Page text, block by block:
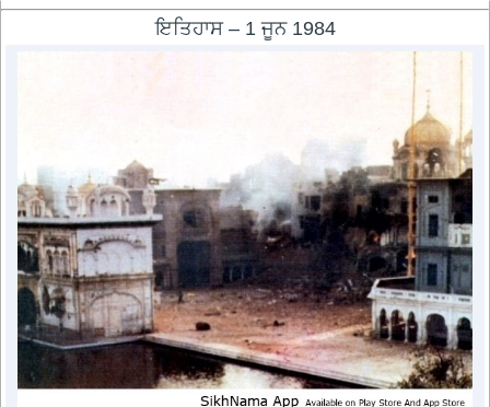
ਇਤਿਹਾਸ – 1 ਜੂਨ 1984